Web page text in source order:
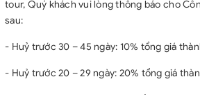
tour, Quý khách vui lòng thông báo cho
sau:
- Huỷ trước 30 – 45 ngày: 10% tổng giá
- Huỷ trước 20 – 29 ngày: 20% tổng giá